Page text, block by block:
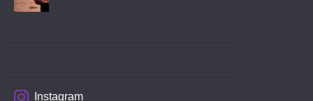
Instagram